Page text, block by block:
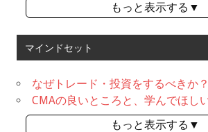
もっと表示する▼
マインドセット
なぜトレード・投資をするべきか？
CMAの良いところと、学んでほし
もっと表示する▼